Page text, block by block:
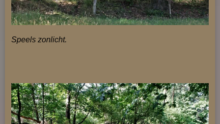
Speels zonlicht.